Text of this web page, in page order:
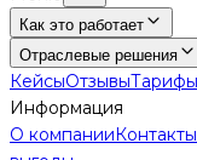
Как это работает
Отраслевые решения
КейсыОтзывыТарифы
Информация
О компанииКонтакты